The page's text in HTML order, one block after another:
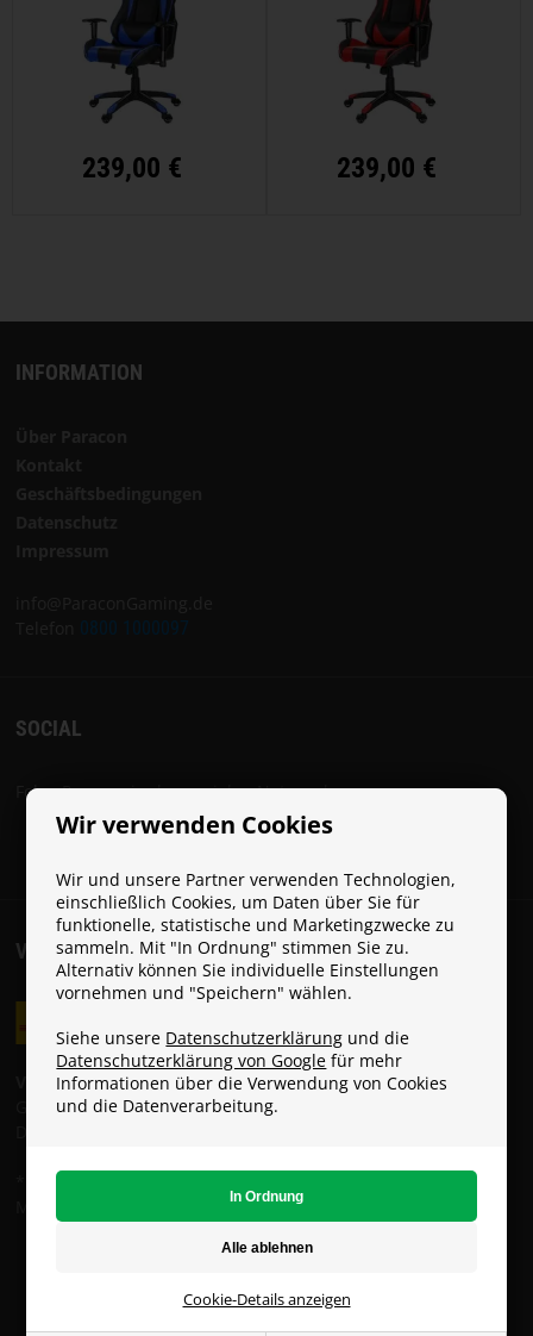
Wir verwenden Cookies
Wir und unsere Partner verwenden Technologien,
einschließlich Cookies, um Daten über Sie für
funktionelle, statistische und Marketingzwecke zu
sammeln. Mit "In Ordnung" stimmen Sie zu.
Alternativ können Sie individuelle Einstellungen
vornehmen und "Speichern" wählen.
Siehe unsere Datenschutzerklärung und die
Datenschutzerklärung von Google für mehr
Informationen über die Verwendung von Cookies
und die Datenverarbeitung.
Cookie-Details anzeigen
239,00 € 239,00 €
INFORMATION
0800 1000097
SOCIAL
Folge Paracon in den sozialen Netzwerken:
VERSANDKOSTEN
Versandkosten:
GLS: 6 € (Gratis ab 49 €)
* Die Standardlieferung ist KOSTENLOS, solange du den
Mindestbestellwert von 49 € erreichst.
Copyright © - Alle Rechte vorbehalten